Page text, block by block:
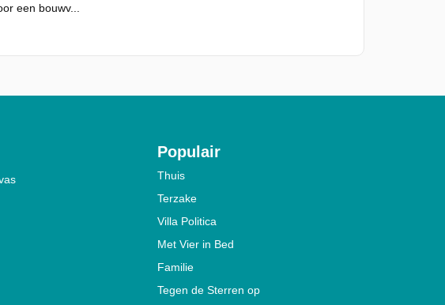
een bouwv...
Populair
Thuis
Terzake
Villa Politica
Met Vier in Bed
Familie
Tegen de Sterren op